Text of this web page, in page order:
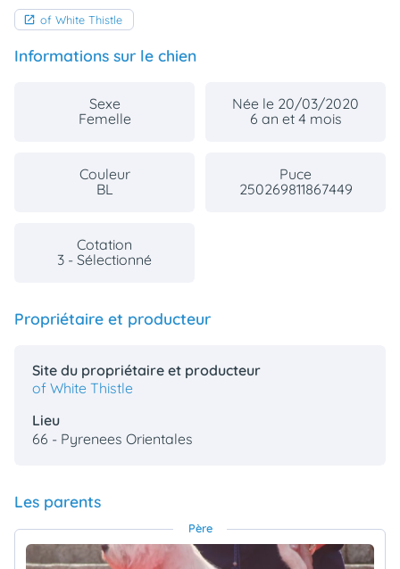
of White Thistle
Informations sur le chien
Sexe
Femelle
Née le 20/03/2020
6 an et 4 mois
Couleur
BL
Puce
250269811867449
Cotation
3 - Sélectionné
Propriétaire et producteur
Site du propriétaire et producteur
of White Thistle
Lieu
66 - Pyrenees Orientales
Les parents
Père